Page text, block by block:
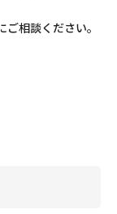
相談ください。